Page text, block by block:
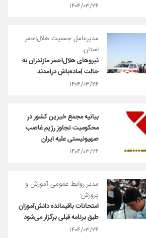
۱۴۰۴/۰۳/۲۴
مدیرعامل جمعیت هلال‌احمر
استان:
نیروهای هلال‌احمر مازندران به
حالت آماده‌باش درآمدند
۱۴۰۴/۰۳/۲۴
بیانیه مجمع خیرین کشور در
محکومیت تجاوز رژیم غاصب
صهیونیستی علیه ایران
۱۴۰۴/۰۳/۲۴
مدیر روابط عمومی آموزش و
پرورش:
امتحانات باقیمانده دانش‌آموزان
طبق برنامه قبلی برگزار می‌شود
۱۴۰۴/۰۳/۲۴